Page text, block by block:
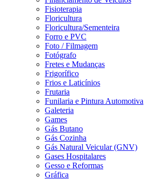
Fisioterapia
Floricultura
Floricultura/Sementeira
Forro e PVC
Foto / Filmagem
Fotógrafo
Fretes e Mudanças
Frigorífico
Frios e Laticínios
Frutaria
Funilaria e Pintura Automotiva
Galeteria
Games
Gás Butano
Gás Cozinha
Gás Natural Veicular (GNV)
Gases Hospitalares
Gesso e Reformas
Gráfica